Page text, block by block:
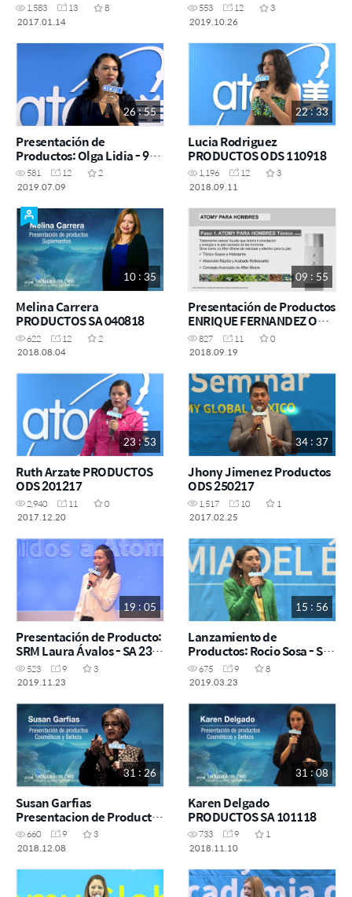
1,583 13
8
2017.01.14
553 12
3
2019.10.26
26 : 55
Presentación de
Productos: Olga Lidia - 9
Julio
581 12
2
2019.07.09
22 : 33
Lucia Rodriguez
PRODUCTOS ODS 110918
1,196 12
3
2018.09.11
10 : 35
Melina Carrera
PRODUCTOS SA 040818
622 12
2
2018.08.04
09 : 55
Presentación de Productos
ENRIQUE FERNANDEZ ODS
091918
827 11
0
2018.09.19
23 : 53
Ruth Arzate PRODUCTOS
ODS 201217
2,940 11
0
2017.12.20
34 : 37
Jhony Jimenez Productos
ODS 250217
1,517 10
1
2017.02.25
19 : 05
Presentación de Producto:
SRM Laura Ávalos - SA 23
noviembre CDMX
523 9
3
2019.11.23
15 : 56
Lanzamiento de
Productos: Rocio Sosa - SA
23 Marzo
675 9
8
2019.03.23
31 : 26
Susan Garfias
Presentacion de Productos
SA 081218
660 9
3
2018.12.08
31 : 08
Karen Delgado
PRODUCTOS SA 101118
733 9
1
2018.11.10